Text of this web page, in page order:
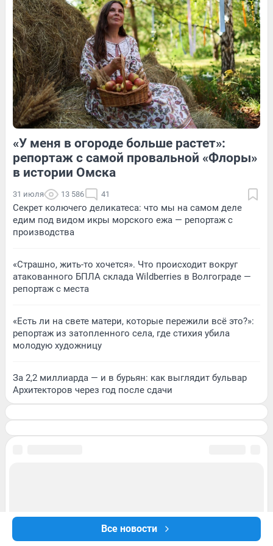
Все новости
Обсудить 3 Обсудить
1 Обсудить 3 Обсудить
«У меня в огороде больше растет»:
репортаж с самой провальной «Флоры»
в истории Омска
31 июля 13 586 41
Секрет колючего деликатеса: что мы на самом деле
едим под видом икры морского ежа — репортаж с
производства
«Страшно, жить-то хочется». Что происходит вокруг
атакованного БПЛА склада Wildberries в Волгограде —
репортаж с места
«Есть ли на свете матери, которые пережили всё это?»:
репортаж из затопленного села, где стихия убила
молодую художницу
За 2,2 миллиарда — и в бурьян: как выглядит бульвар
Архитекторов через год после сдачи